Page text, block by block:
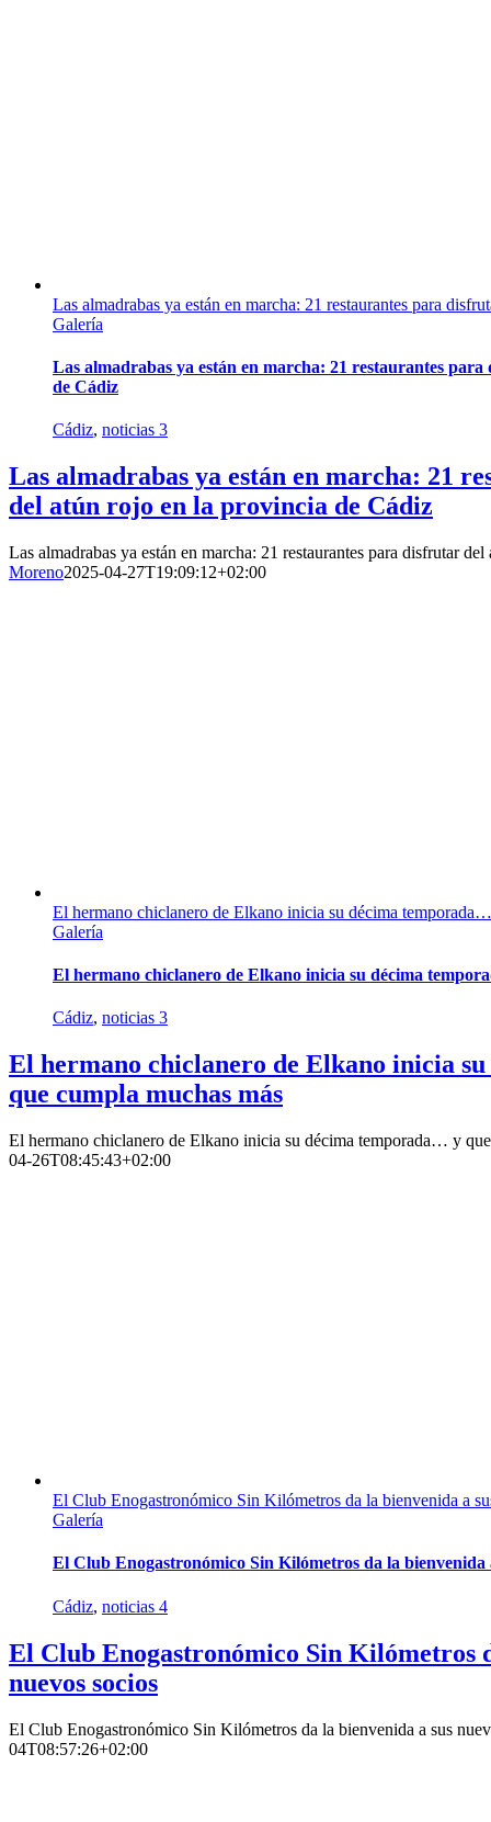
Las almadrabas ya están en marcha: 21 restaurantes para
Galería
Las almadrabas ya están en marcha: 21 restaurantes
de Cádiz
Cádiz, noticias 3
Las almadrabas ya están en marcha: 21
del atún rojo en la provincia de Cádiz
Las almadrabas ya están en marcha: 21 restaurantes para disfrutar
Moreno2025-04-27T19:09:12+02:00
El hermano chiclanero de Elkano inicia su décima
Galería
El hermano chiclanero de Elkano inicia su décima
Cádiz, noticias 3
El hermano chiclanero de Elkano inicia
que cumpla muchas más
El hermano chiclanero de Elkano inicia su décima temporada… y
04-26T08:45:43+02:00
El Club Enogastronómico Sin Kilómetros da la bienvenida a
Galería
El Club Enogastronómico Sin Kilómetros da la bienvenida
Cádiz, noticias 4
El Club Enogastronómico Sin Kilómetros
nuevos socios
El Club Enogastronómico Sin Kilómetros da la bienvenida a sus
04T08:57:26+02:00